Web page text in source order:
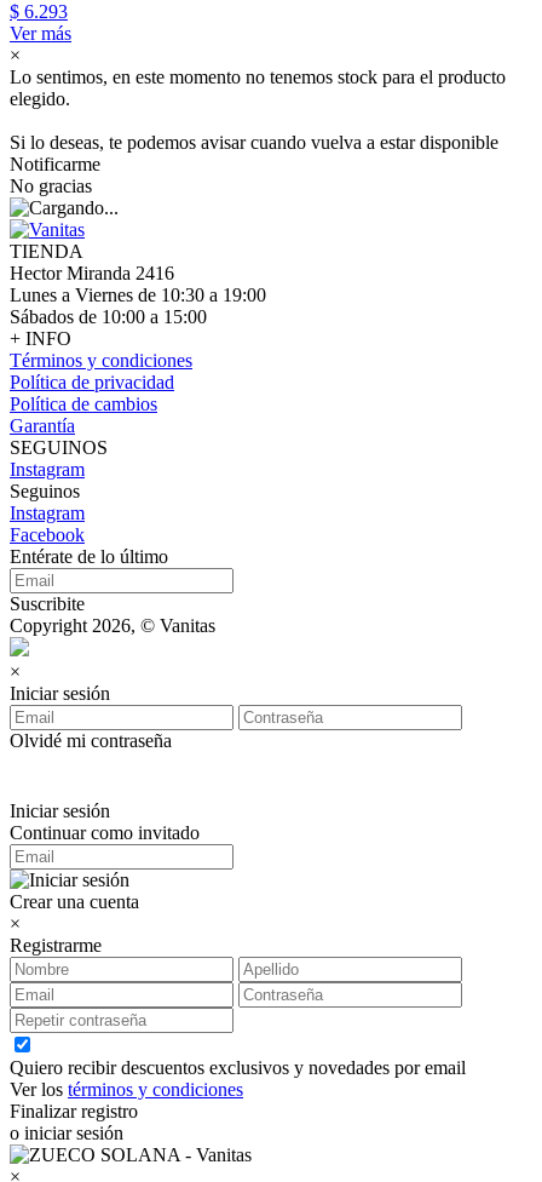
$ 6.293
Ver más
×
Lo sentimos, en este momento no tenemos stock para el producto
elegido.
Si lo deseas, te podemos avisar cuando vuelva a estar disponible
Notificarme
No gracias
TIENDA
Hector Miranda 2416
Lunes a Viernes de 10:30 a 19:00
Sábados de 10:00 a 15:00
+ INFO
Términos y condiciones
Política de privacidad
Política de cambios
Garantía
SEGUINOS
Instagram
Seguinos
Instagram
Facebook
Entérate de lo último
Suscribite
Copyright 2026, © Vanitas
×
Iniciar sesión
Olvidé mi contraseña
Iniciar sesión
Continuar como invitado
Crear una cuenta
×
Registrarme
Quiero recibir descuentos exclusivos y novedades por email
Ver los términos y condiciones
Finalizar registro
o iniciar sesión
×